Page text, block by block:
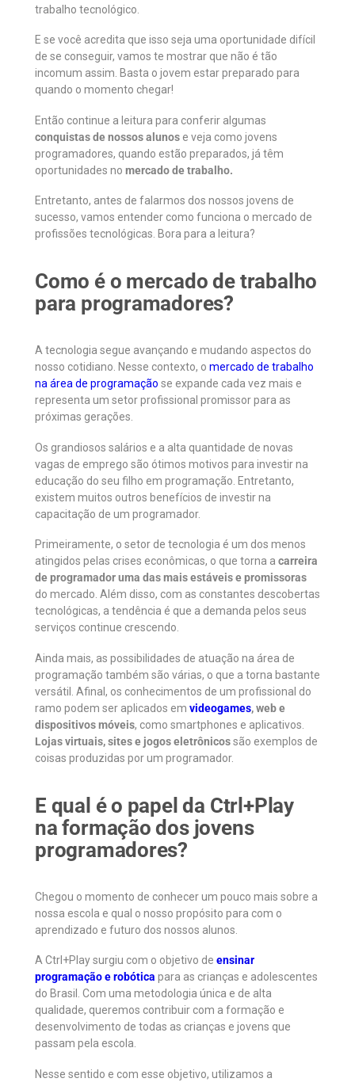
trabalho tecnológico.
E se você acredita que isso seja uma oportunidade difícil
de se conseguir, vamos te mostrar que não é tão
incomum assim. Basta o jovem estar preparado para
quando o momento chegar!
Então continue a leitura para conferir algumas
conquistas de nossos alunos e veja como jovens
programadores, quando estão preparados, já têm
oportunidades no mercado de trabalho.
Entretanto, antes de falarmos dos nossos jovens de
sucesso, vamos entender como funciona o mercado de
profissões tecnológicas. Bora para a leitura?
Como é o mercado de trabalho
para programadores?
A tecnologia segue avançando e mudando aspectos do
nosso cotidiano. Nesse contexto, o mercado de trabalho
na área de programação se expande cada vez mais e
representa um setor profissional promissor para as
próximas gerações.
Os grandiosos salários e a alta quantidade de novas
vagas de emprego são ótimos motivos para investir na
educação do seu filho em programação. Entretanto,
existem muitos outros benefícios de investir na
capacitação de um programador.
Primeiramente, o setor de tecnologia é um dos menos
atingidos pelas crises econômicas, o que torna a carreira
de programador uma das mais estáveis e promissoras
do mercado. Além disso, com as constantes descobertas
tecnológicas, a tendência é que a demanda pelos seus
serviços continue crescendo.
Ainda mais, as possibilidades de atuação na área de
programação também são várias, o que a torna bastante
versátil. Afinal, os conhecimentos de um profissional do
ramo podem ser aplicados em videogames, web e
dispositivos móveis, como smartphones e aplicativos.
Lojas virtuais, sites e jogos eletrônicossão exemplos de
coisas produzidas por um programador.
E qual é o papel da Ctrl+Play
na formação dos jovens
programadores?
Chegou o momento de conhecer um pouco mais sobre a
nossa escola e qual o nosso propósito para com o
aprendizado e futuro dos nossos alunos.
A Ctrl+Play surgiu com o objetivo de ensinar
programação e robótica para as crianças e adolescentes
do Brasil. Com uma metodologia única e de alta
qualidade, queremos contribuir com a formação e
desenvolvimento de todas as crianças e jovens que
passam pela escola.
Nesse sentido e com esse objetivo, utilizamos a